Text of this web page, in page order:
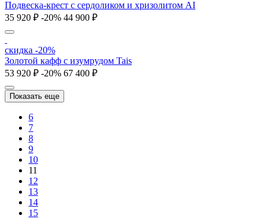
Подвеска-крест с сердоликом и хризолитом AI
35 920 ₽ -20% 44 900 ₽
скидка -20%
Золотой кафф с изумрудом Tais
53 920 ₽ -20% 67 400 ₽
Показать еще
6
7
8
9
10
11
12
13
14
15